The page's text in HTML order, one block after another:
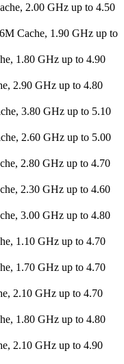
2.00 GHz up to 4.50
Cache, 1.90 GHz up to
1.80 GHz up to 4.90
2.90 GHz up to 4.80
3.80 GHz up to 5.10
2.60 GHz up to 5.00
2.80 GHz up to 4.70
2.30 GHz up to 4.60
3.00 GHz up to 4.80
1.10 GHz up to 4.70
1.70 GHz up to 4.70
2.10 GHz up to 4.70
1.80 GHz up to 4.80
2.10 GHz up to 4.90